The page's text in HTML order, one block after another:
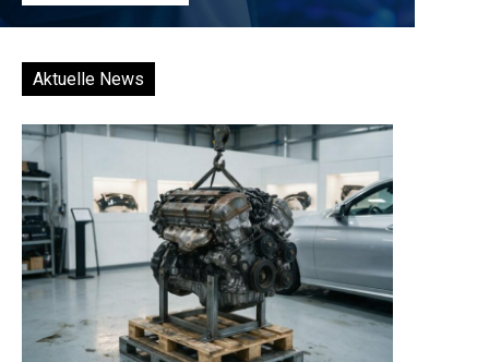
Aktuelle News